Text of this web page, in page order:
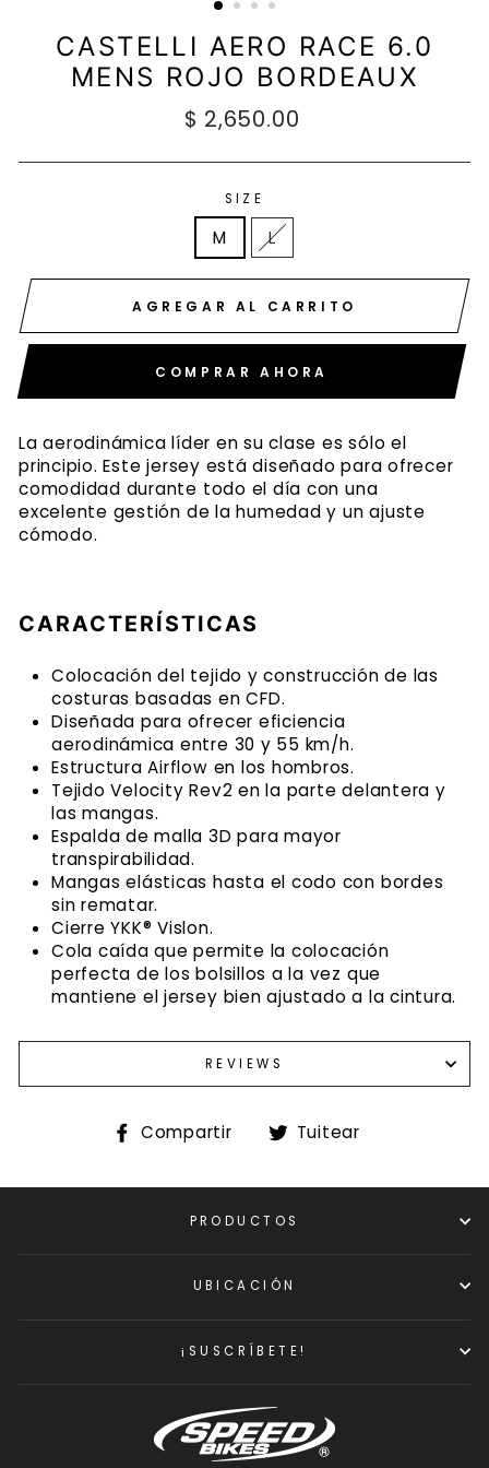
CASTELLI AERO RACE 6.0
MENS ROJO BORDEAUX
Precio
$ 2,650.00
SIZE
M L
AGREGAR AL CARRITO
COMPRAR AHORA
La aerodinámica líder en su clase es sólo el
principio. Este jersey está diseñado para ofrecer
comodidad durante todo el día con una
excelente gestión de la humedad y un ajuste
cómodo.
CARACTERÍSTICAS
Colocación del tejido y construcción de las
costuras basadas en CFD.
Diseñada para ofrecer eficiencia
aerodinámica entre 30 y 55 km/h.
Estructura Airflow en los hombros.
Tejido Velocity Rev2 en la parte delantera y
las mangas.
Espalda de malla 3D para mayor
transpirabilidad.
Mangas elásticas hasta el codo con bordes
sin rematar.
Cierre YKK® Vislon.
Cola caída que permite la colocación
perfecta de los bolsillos a la vez que
mantiene el jersey bien ajustado a la cintura.
REVIEWS
Compartir
Compartir
Tuitear
PRODUCTOS
UBICACIÓN
¡SUSCRÍBETE!